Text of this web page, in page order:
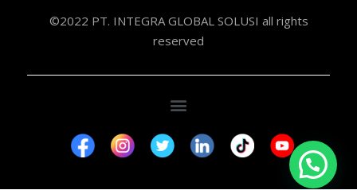
©2022 PT. INTEGRA GLOBAL SOLUSI all rights
reserved